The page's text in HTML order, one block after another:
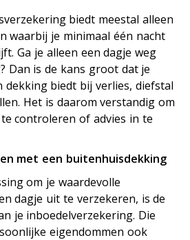
biedt meestal alleen
waarbij je minimaal één nacht
Ga je alleen een dagje weg
Dan is de kans groot dat je
dekking biedt bij verlies, diefstal
Het is daarom verstandig om
controleren of advies in te
met een buitenhuisdekking
om je waardevolle
dagje uit te verzekeren, is de
je inboedelverzekering. Die
eigendommen ook